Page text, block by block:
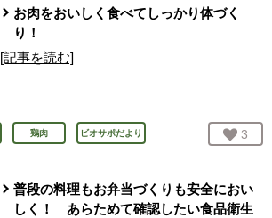
お肉をおいしく食べてしっかり体づく
り！
[記事を読む]
鶏肉 ビオサポだより お気
3
普段の料理もお弁当づくりも安全におい
しく！ あらためて確認したい食品衛生